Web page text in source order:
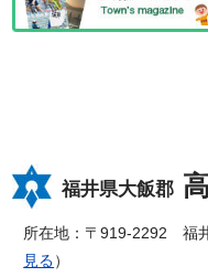
福井県大飯郡
所在地：〒919-2292 福
見る）